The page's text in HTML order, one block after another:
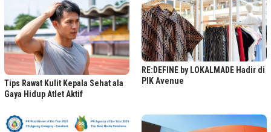
Tips Rawat Kulit Kepala Sehat ala
Gaya Hidup Atlet Aktif
RE:DEFINE by LOKALMADE Hadir di
PIK Avenue